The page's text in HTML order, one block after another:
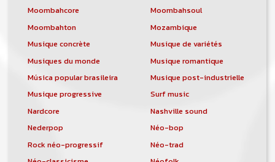
Moombahcore
Moombahsoul
Moombahton
Mozambique
Musique concrète
Musique de variétés
Musiques du monde
Musique romantique
Música popular brasileira
Musique post-industrielle
Musique progressive
Surf music
Nardcore
Nashville sound
Nederpop
Néo-bop
Rock néo-progressif
Néo-trad